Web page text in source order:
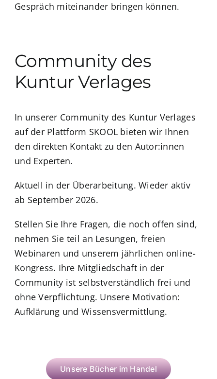
Gespräch miteinander bringen können.
Community des
Kuntur Verlages
In unserer Community des Kuntur Verlages
auf der Plattform SKOOL bieten wir Ihnen
den direkten Kontakt zu den Autor:innen
und Experten.
Aktuell in der Überarbeitung.Wieder aktiv
ab September 2026.
Stellen Sie Ihre Fragen, die noch offen sind,
nehmen Sie teil an Lesungen, freien
Webinaren und unserem jährlichen online-
Kongress. Ihre Mitgliedschaft in der
Community ist selbstverständlich frei und
ohne Verpflichtung. Unsere Motivation:
Aufklärung und Wissensvermittlung.
Unsere Bücher im Handel